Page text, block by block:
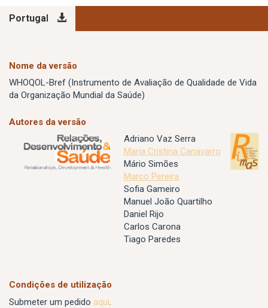
Portugal
Nome da versão
WHOQOL-Bref (Instrumento de Avaliação de Qualidade de Vida
da Organização Mundial da Saúde)
Autores da versão
Adriano Vaz Serra
Maria Cristina Canavarro
Mário Simões
Marco Pereira
Sofia Gameiro
Manuel João Quartilho
Daniel Rijo
Carlos Carona
Tiago Paredes
Condições de utilização
Submeter um pedido aqui